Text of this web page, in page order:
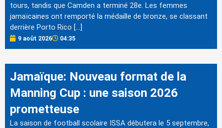
tours, tandis que Camden a terminé 28e. Les femmes
jamaïcaines ont remporté la médaille de bronze, se classant
derrière Porto Rico […]
9 août 2026 04:35
Jamaïque: Nouveau format de la
Manning Cup : une saison 2026
prometteuse
La saison de football scolaire ISSA débutera le 5 septembre,